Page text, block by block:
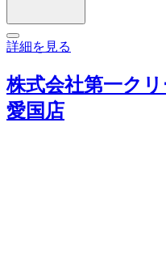
詳細を見る
株式会社第一ク
愛国店